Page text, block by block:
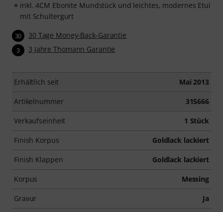
inkl. 4CM Ebonite Mundstück und leichtes, modernes Etui
mit Schultergurt
30 30 Tage Money-Back-Garantie
3 3 Jahre Thomann Garantie
Erhältlich seit Mai 2013
Artikelnummer 315666
Verkaufseinheit 1 Stück
Finish Korpus Goldlack lackiert
Finish Klappen Goldlack lackiert
Korpus Messing
Gravur Ja